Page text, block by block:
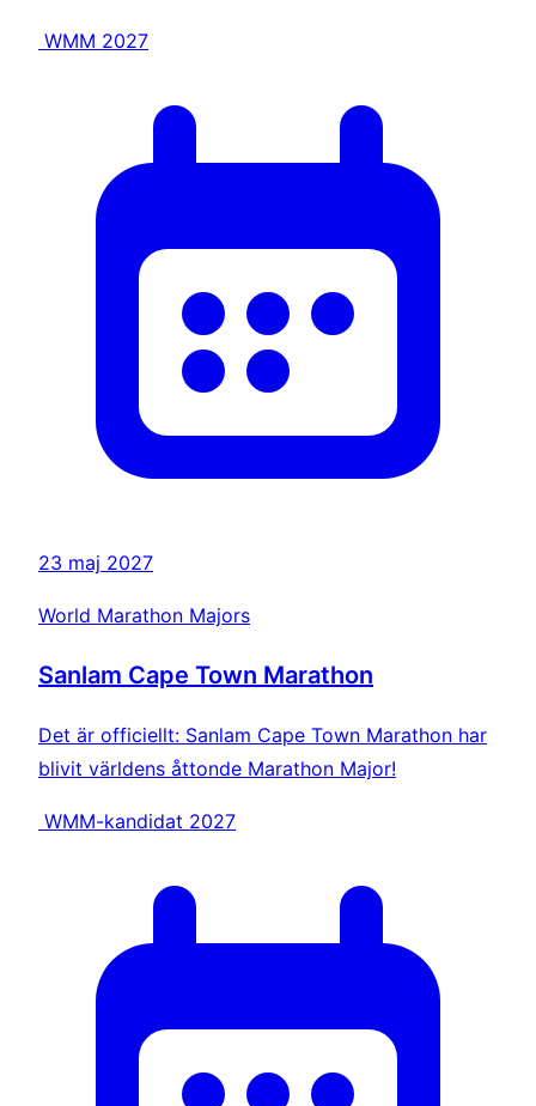
WMM 2027
23 maj 2027
World Marathon Majors
Sanlam Cape Town Marathon
Det är officiellt: Sanlam Cape Town Marathon har
blivit världens åttonde Marathon Major!
WMM-kandidat 2027